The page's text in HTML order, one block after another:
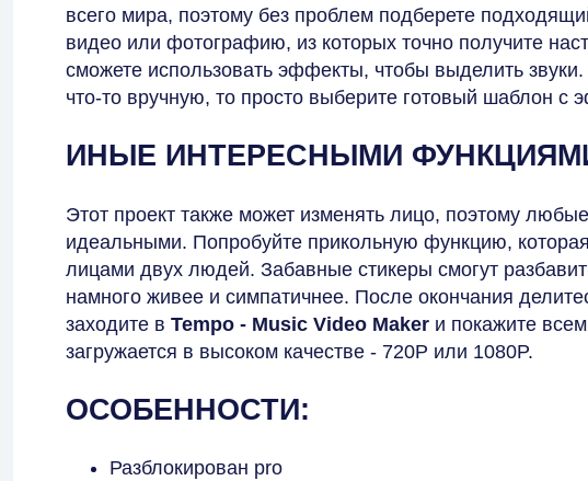
всего мира, поэтому без проблем подберете
видео или фотографию, из которых точно получите
сможете использовать эффекты, чтобы выделить
что-то вручную, то просто выберите готовый шаблон с
ИНЫЕ ИНТЕРЕСНЫМИ
Этот проект также может изменять лицо, поэтому
идеальными. Попробуйте прикольную функцию,
лицами двух людей. Забавные стикеры смогут
намного живее и симпатичнее. После окончания
заходите в Tempo - Music Video Maker и покажите
загружается в высоком качестве - 720P или 1080P.
ОСОБЕННОСТИ:
Разблокирован pro